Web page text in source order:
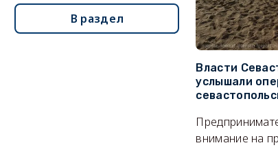
Власти
услышали
внимание на
В раздел